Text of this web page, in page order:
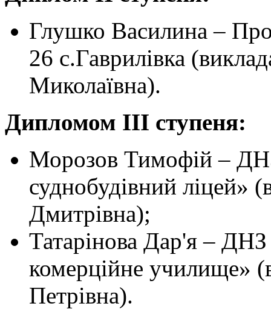
Глушко Василина –
26 с.Гаврилівка
Миколаївна).
Дипломом III ступеня:
Морозов Тимофій –
суднобудівний ліцей»
Дмитрівна);
Татарінова Дар'я –
комерційне училище»
Петрівна).